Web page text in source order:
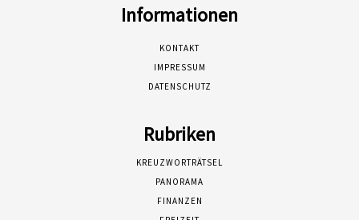
Informationen
KONTAKT
IMPRESSUM
DATENSCHUTZ
Rubriken
KREUZWORTRÄTSEL
PANORAMA
FINANZEN